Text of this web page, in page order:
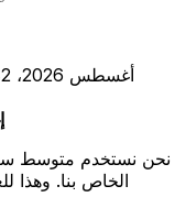
نحن نستخدم متوسط
الخاص بنا. وهذا